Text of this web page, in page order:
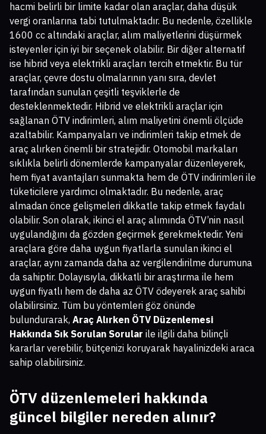
hacmi belirli bir limite kadar olan araçlar, daha düşük
vergi oranlarına tabi tutulmaktadır. Bu nedenle, özellikle
1600 cc altındaki araçlar, alım maliyetlerini düşürmek
isteyenler için iyi bir seçenek olabilir. Bir diğer alternatif
ise hibrid veya elektrikli araçları tercih etmektir. Bu tür
araçlar, çevre dostu olmalarının yanı sıra, devlet
tarafından sunulan çeşitli teşviklerle de
desteklenmektedir. Hibrid ve elektrikli araçlar için
sağlanan ÖTV indirimleri, alım maliyetini önemli ölçüde
azaltabilir. Kampanyaları ve indirimleri takip etmek de
araç alırken önemli bir stratejidir. Otomobil markaları
sıklıkla belirli dönemlerde kampanyalar düzenleyerek,
hem fiyat avantajları sunmakta hem de ÖTV indirimleri ile
tüketicilere yardımcı olmaktadır. Bu nedenle, araç
almadan önce gelişmeleri dikkatle takip etmek faydalı
olabilir. Son olarak, ikinci el araç alımında ÖTV’nin nasıl
uygulandığını da gözden geçirmek gerekmektedir. Yeni
araçlara göre daha uygun fiyatlarla sunulan ikinci el
araçlar, aynı zamanda daha az vergilendirilme durumuna
da sahiptir. Dolayısıyla, dikkatli bir araştırma ile hem
uygun fiyatlı hem de daha az ÖTV ödeyerek araç sahibi
olabilirsiniz. Tüm bu yöntemleri göz önünde
bulundurarak, Araç Alırken ÖTV Düzenlemesi
Hakkında Sık Sorulan Sorular ile ilgili daha bilinçli
kararlar verebilir, bütçenizi koruyarak hayalinizdeki araca
sahip olabilirsiniz.
ÖTV düzenlemeleri hakkında
güncel bilgiler nereden alınır?